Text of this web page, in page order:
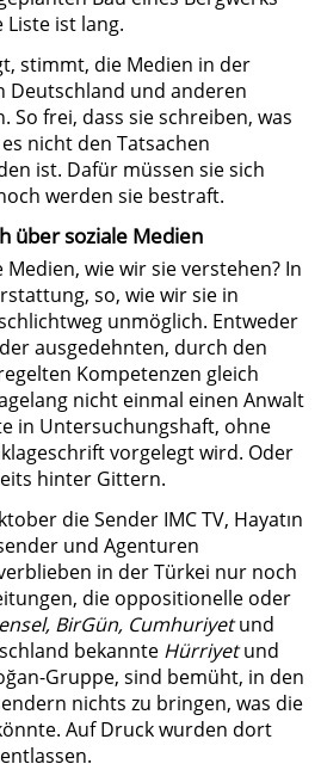
ist lang.
stimmt, die Medien in der
Deutschland und anderen
So frei, dass sie schreiben, was
nicht den Tatsachen
ist. Dafür müssen sie sich
werden sie bestraft.
über soziale Medien
wie wir sie verstehen? In
so, wie wir sie in
unmöglich. Entweder
ausgedehnten, durch den
Kompetenzen gleich
nicht einmal einen Anwalt
in Untersuchungshaft, ohne
vorgelegt wird. Oder
hinter Gittern.
die Sender IMC TV, Hayatın
und Agenturen
in der Türkei nur noch
die oppositionelle oder
BirGün, Cumhuriyetund
bekannte Hürriyetund
Gruppe, sind bemüht, in den
nichts zu bringen, was die
Auf Druck wurden dort